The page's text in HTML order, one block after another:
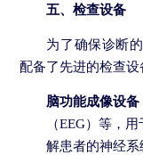
五、检查设备
为了确保诊断
配备了先进的检查设
脑功能成像设备
（EEG）等，
解患者的神经系